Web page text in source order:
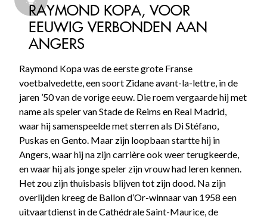
RAYMOND KOPA, VOOR
EEUWIG VERBONDEN AAN
ANGERS
Raymond Kopa was de eerste grote Franse
voetbalvedette, een soort Zidane avant-la-lettre, in de
jaren ’50 van de vorige eeuw. Die roem vergaarde hij met
name als speler van Stade de Reims en Real Madrid,
waar hij samenspeelde met sterren als Di Stéfano,
Puskas en Gento. Maar zijn loopbaan startte hij in
Angers, waar hij na zijn carrière ook weer terugkeerde,
en waar hij als jonge speler zijn vrouw had leren kennen.
Het zou zijn thuisbasis blijven tot zijn dood. Na zijn
overlijden kreeg de Ballon d’Or-winnaar van 1958 een
uitvaartdienst in de Cathédrale Saint-Maurice, de